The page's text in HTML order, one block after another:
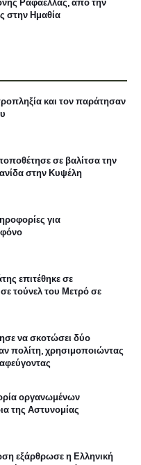
στην Ημαθία
και τον παράτησαν
σε βαλίτσα την
στην Κυψέλη
για
επιτέθηκε σε
τούνελ του Μετρό σε
να σκοτώσει δύο
πολίτη, χρησιμοποιώντας
οργανωμένων
της Αστυνομίας
εξάρθρωσε η Ελληνική